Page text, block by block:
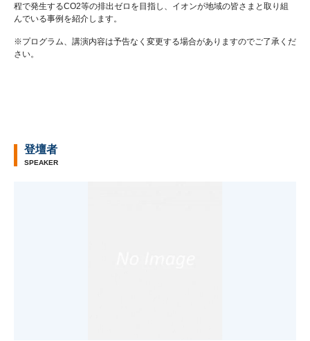
程で発生するCO2等の排出ゼロを目指し、イオンが地域の皆さまと取り組
んでいる事例を紹介します。
※プログラム、講演内容は予告なく変更する場合がありますのでご了承くだ
さい。
登壇者
SPEAKER